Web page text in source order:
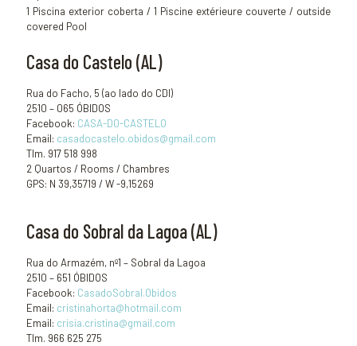
1 Piscina exterior coberta / 1 Piscine extérieure couverte / outside
covered Pool
Casa do Castelo (AL)
Rua do Facho, 5 (ao lado do CDI)
2510 – 065 ÓBIDOS
Facebook: CASA-DO-CASTELO
Email: casadocastelo.obidos@gmail.com
Tlm. 917 518 998
2 Quartos / Rooms / Chambres
GPS: N 39,35719 / W -9,15269
Casa do Sobral da Lagoa (AL)
Rua do Armazém, nº1 – Sobral da Lagoa
2510 – 651 ÓBIDOS
Facebook: CasadoSobral.Obidos
Email: cristinahorta@hotmail.com
Email: crisia.cristina@gmail.com
Tlm. 966 625 275